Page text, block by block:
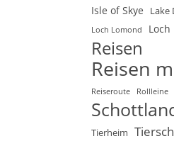
Isle of Skye Lake
Loch Lomond Loch
Reisen
Reisen
Reiseroute Rollleine
Tierheim